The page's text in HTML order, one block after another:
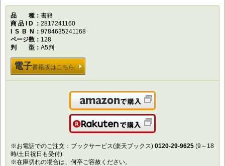
品種書籍
商品ID
2817241160
ISBN
9784635241168
ページ数
128
判型A5判
電子書籍版はこちら
Amazonで購入
楽天で購入
※お電話でのご注文：ブックサービス(楽天ブックス) 0120-29-9625 (9～18
時/土日祝日も受付)
※在庫切れの場合は、何卒ご容赦ください。